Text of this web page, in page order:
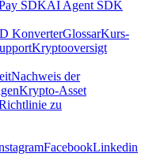
SDKAI Agent SDK
KonverterGlossarKurs-
Kryptooversigt
Nachweis der
Krypto-Asset
zu
FacebookLinkedin